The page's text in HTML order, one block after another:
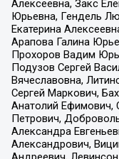
Алексеевна, Закс
Юрьевна, Гендель
Екатерина
Арапова Галина
Прохоров Вадим
Подузов Сергей
Вячеславовна,
Сергей Маркович,
Анатолий Ефимович,
Петрович,
Александра
Александрович,